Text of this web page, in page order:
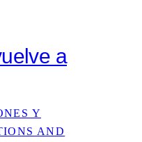
a
Y
AND